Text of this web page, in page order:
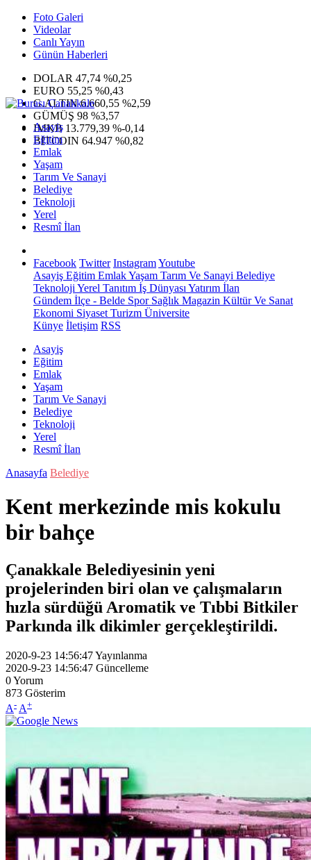
Foto Galeri
Videolar
Canlı Yayın
Günün Haberleri
DOLAR 47,74 %0,25
EURO 55,25 %0,43
G.ALTIN6.660,55 %2,59
GÜMÜŞ 98 %3,57
IMKB 13.779,39 %-0,14
BITCOIN 64.947 %0,82
Asayiş
Eğitim
Emlak
Yaşam
Tarım Ve Sanayi
Belediye
Teknoloji
Yerel
Resmî İlan
Facebook Twitter InstagramYoutube
Asayiş Eğitim EmlakYaşam Tarım Ve Sanayi Belediye
Teknoloji Yerel Tanıtım İş Dünyası Yatırım İlan
Gündem İlçe - Belde SporSağlık Magazin Kültür Ve Sanat
Ekonomi Siyaset Turizm Üniversite
Künye İletişim RSS
Asayiş
Eğitim
Emlak
Yaşam
Tarım Ve Sanayi
Belediye
Teknoloji
Yerel
Resmî İlan
Anasayfa Belediye
Kent merkezinde mis kokulu
bir bahçe
Çanakkale Belediyesinin yeni
projelerinden biri olan ve çalışmaların
hızla sürdüğü Aromatik ve Tıbbi Bitkiler
Parkında ilk dikimler gerçekleştirildi.
2020-9-23 14:56:47Yayınlanma
2020-9-23 14:56:47 Güncelleme
0Yorum
873 Gösterim
A- A+